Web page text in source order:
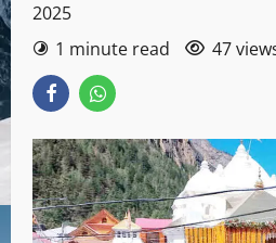
2025
1 minute read
47